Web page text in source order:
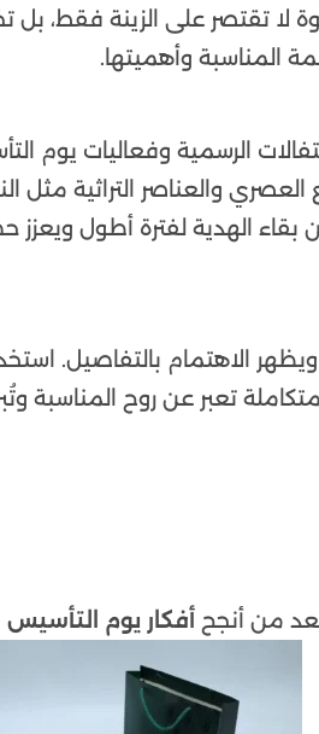
لا تقتصر على الزينة فقط، بل
المناسبة وأهميتها.
الرسمية وفعاليات يوم
العصري والعناصر التراثية مثل
بقاء الهدية لفترة أطول ويعزز
الاهتمام بالتفاصيل.
تعبر عن روح المناسبة
من أنجح أفكار يوم التأسيس